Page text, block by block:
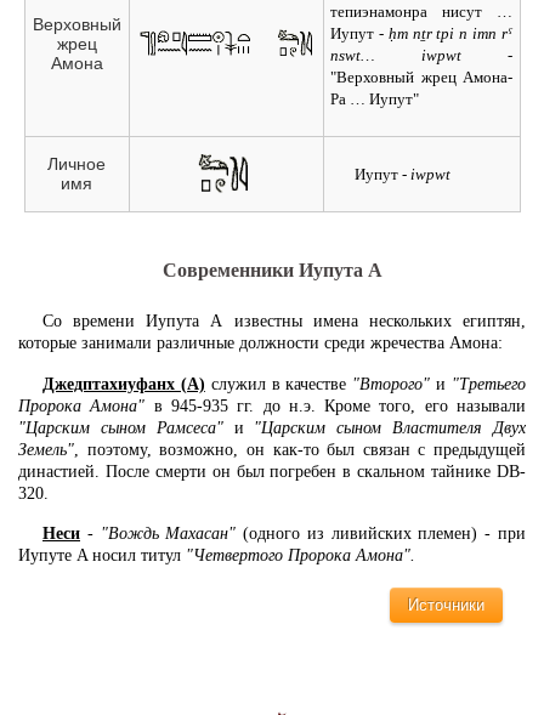
Верховный
жрец
Амона
тепиэнамонра нисут …
Иупут - ḥm nṯr tpi n imn rˁ
nswt… iwpwt -
"Верховный жрец Амона-
Ра … Иупут"
Личное
имя
Иупут - iwpwt
Современники Иупута A
Со времени Иупута А известны имена нескольких египтян,
которые занимали различные должности среди жречества Амона:
Джедптахиуфанх (А) служил в качестве "Второго" и "Третьего
Пророка Амона" в 945-935 гг. до н.э. Кроме того, его называли
"Царским сыном Рамсеса"и "Царским сыном Властителя Двух
Земель" , поэтому, возможно, он как-то был связан с предыдущей
династией. После смерти он был погребен в скальном тайнике DB-
320.
Неси - "Вождь Махасан" (одного из ливийских племен) - при
Иупуте A носил титул "Четвертого Пророка Амона".
Источники